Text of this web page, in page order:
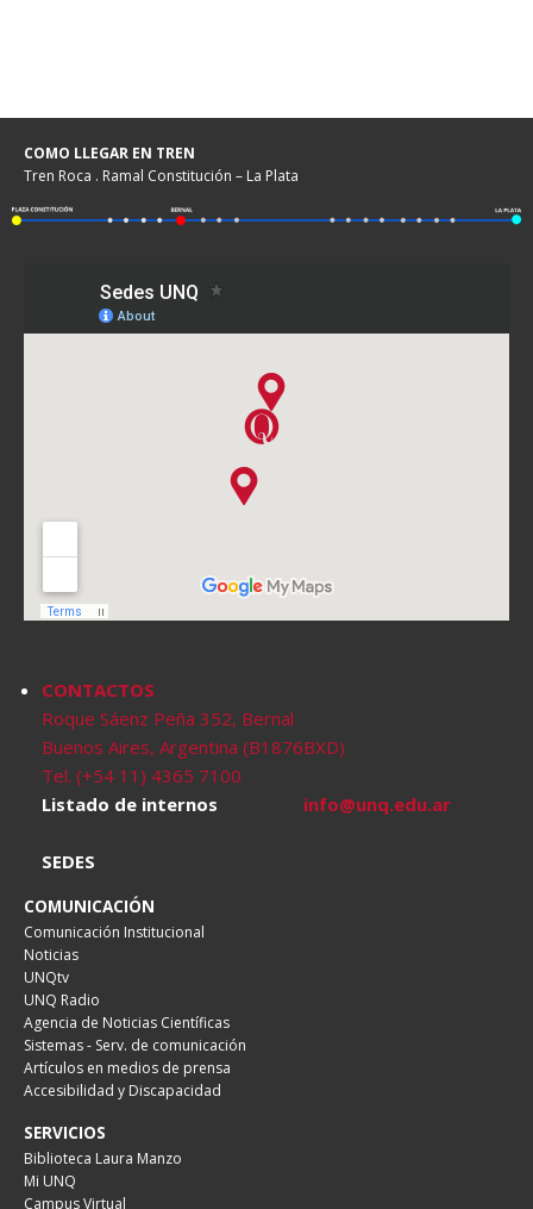
COMO LLEGAR EN TREN
Tren Roca . Ramal Constitución – La Plata
CONTACTOS
Roque Sáenz Peña 352, Bernal
Buenos Aires, Argentina (B1876BXD)
Tel. (+54 11) 4365 7100
Listado de internos
info@unq.edu.ar
SEDES
COMUNICACIÓN
Comunicación Institucional
Noticias
UNQtv
UNQ Radio
Agencia de Noticias Científicas
Sistemas - Serv. de comunicación
Artículos en medios de prensa
Accesibilidad y Discapacidad
SERVICIOS
Biblioteca Laura Manzo
Mi UNQ
Campus Virtual